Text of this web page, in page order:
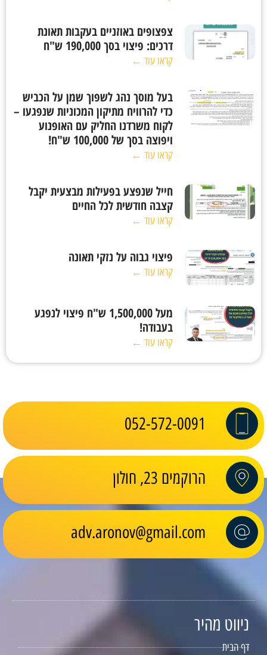
צפצופים באוזניים בעקבות תאונת
דרכים: פיצוי בסך 190,000 ש"ח
קראו עוד ←
בעל מוסך נהג לשפוך שמן על הכביש
כדי להרוויח מתיקון המכוניות שנפגעו –
לקוח משרדנו החליק עם האופנוע
ויפוצה בסך של 100,000 ש"ח!
קראו עוד ←
חייל שנפצע בפעילות מבצעית יקבל
קצבה חודשית לכל החיים
קראו עוד ←
פיצוי גבוה על נזקי תאונה
קראו עוד ←
מעל 1,500,000 ש"ח פיצוי לנפגע
בעבודה!
קראו עוד ←
052-572-0091
הרוקמים 23, חולון
adv.aronov@gmail.com
ניווט מהיר
דף הבית